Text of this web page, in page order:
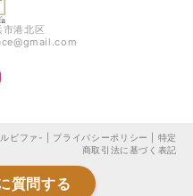
市港北区
ビファ- | プライバシーポリシー
特定
商取引法に基づく表記
質問する